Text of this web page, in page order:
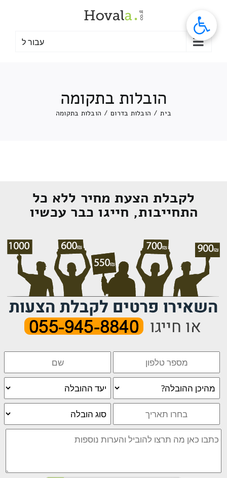
עבור ל
הובלות בתקומה
בית / הובלות בדרום / הובלות בתקומה
לקבלת הצעת מחיר ללא כל
התחייבות, חייגו כבר עכשיו